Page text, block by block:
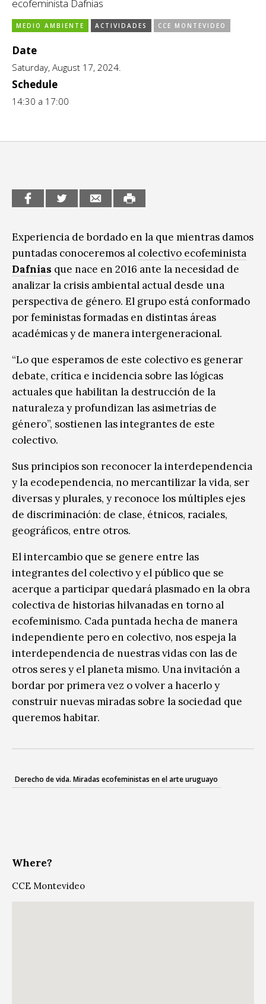
CCE en el interior/libros
Exposiciones
Formación
Género y Diversidad
Infantil y Juvenil
Sin categoría
ecofeminista Dafnias
MEDIO AMBIENTE ACTIVIDADES CCE MONTEVIDEO
Date
Saturday, August 17, 2024.
Schedule
14:30 a 17:00
Experiencia de bordado en la que mientras damos
puntadas conoceremos al colectivo ecofeminista
Dafnias que nace en 2016 ante la necesidad de
analizar la crisis ambiental actual desde una
perspectiva de género. El grupo está conformado
por feministas formadas en distintas áreas
académicas y de manera intergeneracional.
“Lo que esperamos de este colectivo es generar
debate, crítica e incidencia sobre las lógicas
actuales que habilitan la destrucción de la
naturaleza y profundizan las asimetrías de
género”, sostienen las integrantes de este
colectivo.
Sus principios son reconocer la interdependencia
y la ecodependencia, no mercantilizar la vida, ser
diversas y plurales, y reconoce los múltiples ejes
de discriminación: de clase, étnicos, raciales,
geográficos, entre otros.
El intercambio que se genere entre las
integrantes del colectivo y el público que se
acerque a participar quedará plasmado en la obra
colectiva de historias hilvanadas en torno al
ecofeminismo. Cada puntada hecha de manera
independiente pero en colectivo, nos espeja la
interdependencia de nuestras vidas con las de
otros seres y el planeta mismo. Una invitación a
bordar por primera vez o volver a hacerlo y
construir nuevas miradas sobre la sociedad que
queremos habitar.
Derecho de vida. Miradas ecofeministas en el arte uruguayo
Where?
CCE Montevideo